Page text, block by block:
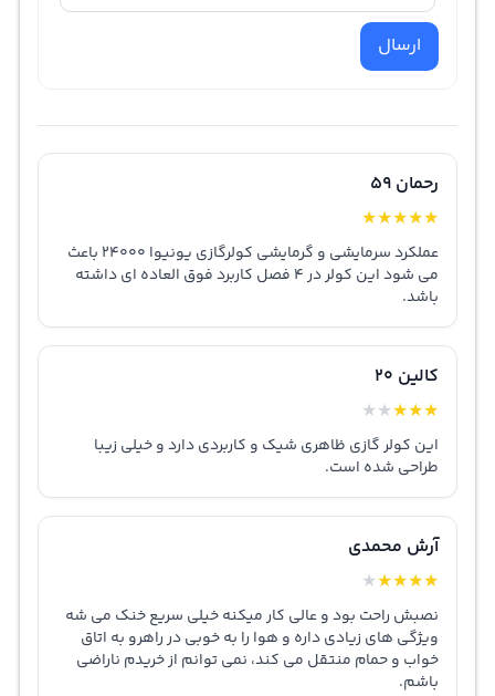
ارسال
رحمان 59
★
★
★
★
★
عملکرد سرمایشی و گرمایشی کولرگازی یونیوا 24000 باعث
می شود این کولر در 4 فصل کاربرد فوق العاده ای داشته
باشد.
کالین 20
★
★
★
★
★
این کولر گازی ظاهری شیک و کاربردی دارد و خیلی زیبا
طراحی شده است.
آرش محمدی
★
★
★
★
★
نصبش راحت بود و عالی کار میکنه خیلی سریع خنک می شه
ویژگی های زیادی داره و هوا را به خوبی در راهرو به اتاق
خواب و حمام منتقل می کند، نمی توانم از خریدم ناراضی
باشم.